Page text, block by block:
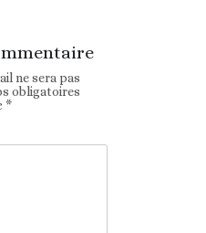
ne sera pas
obligatoires
*